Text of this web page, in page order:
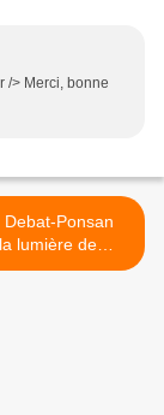
/> Merci, bonne
Debat-Ponsan
lumière de
l'Impressionnisme" >